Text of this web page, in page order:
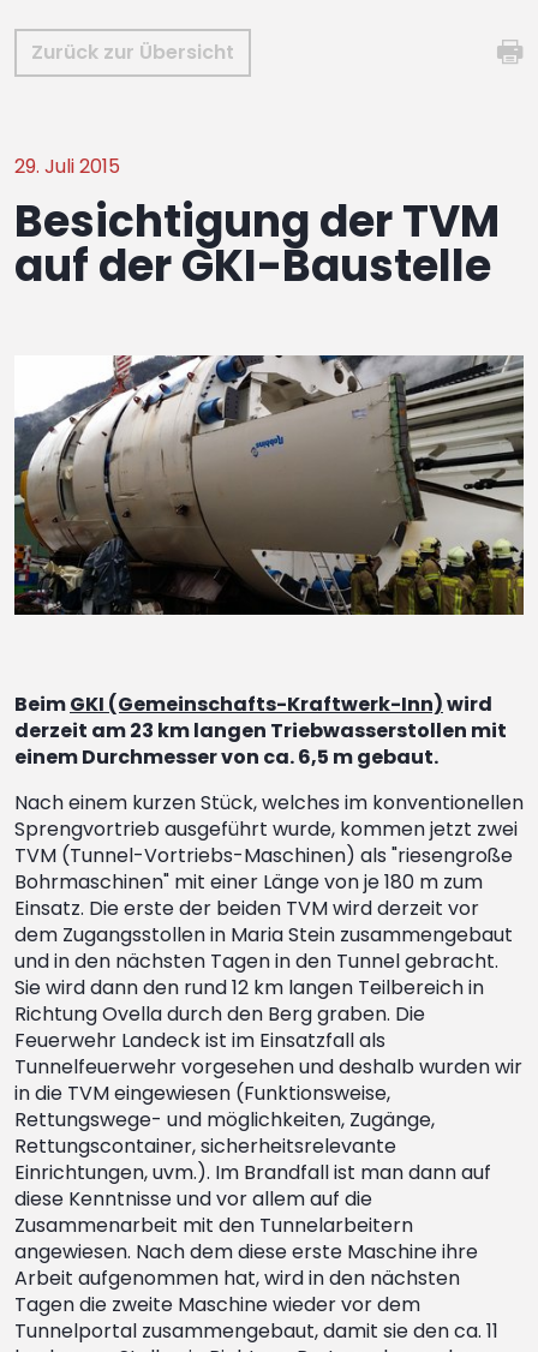
Zurück zur Übersicht
29. Juli 2015
Besichtigung der TVM
auf der GKI-Baustelle
BeimGKI (Gemeinschafts-Kraftwerk-Inn)wird
derzeit am 23 km langen Triebwasserstollen mit
einem Durchmesser von ca. 6,5 m gebaut.
Nach einem kurzen Stück, welches im konventionellen
Sprengvortrieb ausgeführt wurde, kommen jetzt zwei
TVM (Tunnel-Vortriebs-Maschinen) als "riesengroße
Bohrmaschinen" mit einer Länge von je 180 m zum
Einsatz. Die erste der beiden TVM wird derzeit vor
dem Zugangsstollen in Maria Stein zusammengebaut
und in den nächsten Tagen in den Tunnel gebracht.
Sie wird dann den rund 12 km langen Teilbereich in
Richtung Ovella durch den Berg graben. Die
Feuerwehr Landeck ist im Einsatzfall als
Tunnelfeuerwehr vorgesehen und deshalb wurden wir
in die TVM eingewiesen (Funktionsweise,
Rettungswege- und möglichkeiten, Zugänge,
Rettungscontainer, sicherheitsrelevante
Einrichtungen, uvm.). Im Brandfall ist man dann auf
diese Kenntnisse und vor allem auf die
Zusammenarbeit mit den Tunnelarbeitern
angewiesen. Nach dem diese erste Maschine ihre
Arbeit aufgenommen hat, wird in den nächsten
Tagen die zweite Maschine wieder vor dem
Tunnelportal zusammengebaut, damit sie den ca. 11